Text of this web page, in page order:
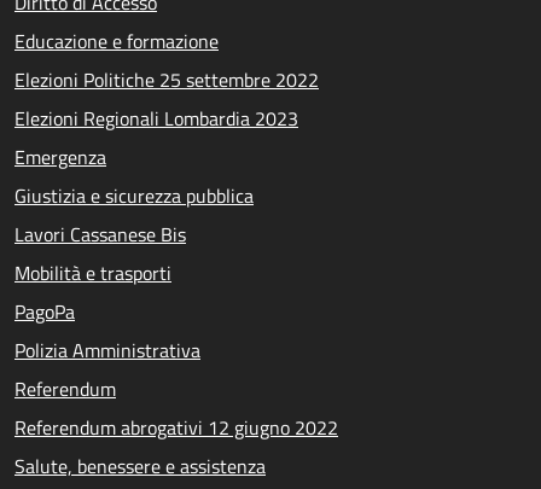
Educazione e formazione
Elezioni Politiche 25 settembre 2022
Elezioni Regionali Lombardia 2023
Emergenza
Giustizia e sicurezza pubblica
Lavori Cassanese Bis
Mobilità e trasporti
PagoPa
Polizia Amministrativa
Referendum
Referendum abrogativi 12 giugno 2022
Salute, benessere e assistenza